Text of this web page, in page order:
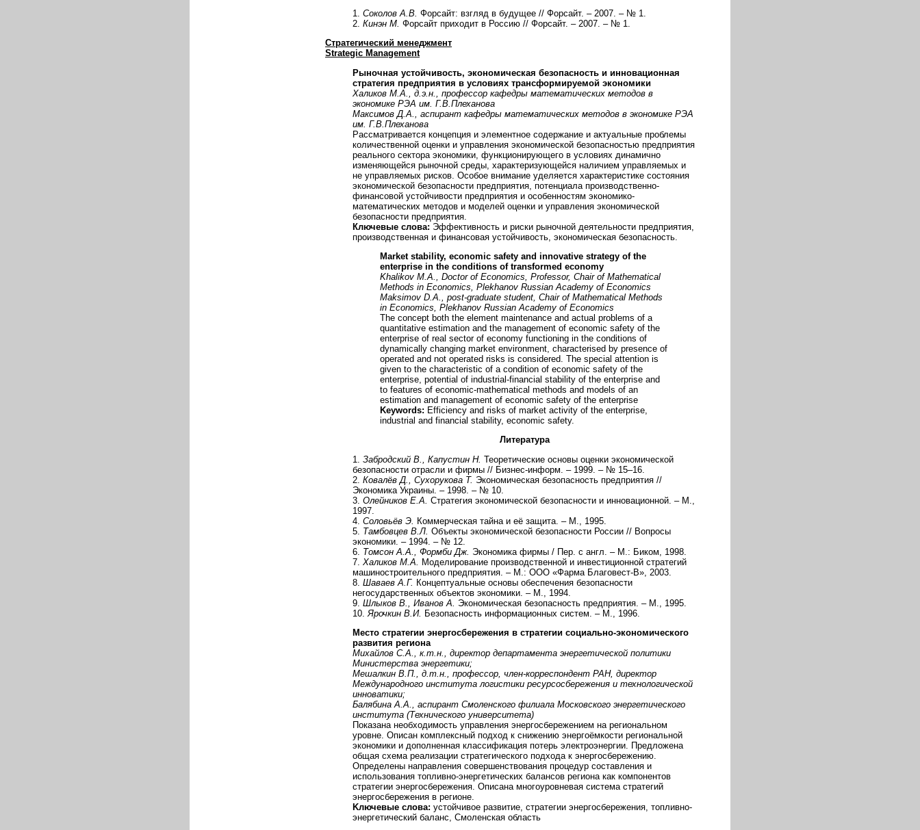
1. Соколов А.В. Форсайт: взгляд в будущее // Форсайт. – 2007. – № 1.
2. Кинэн М. Форсайт приходит в Россию // Форсайт. – 2007. – № 1.
Стратегический менеджмент
Strategic Management
Рыночная устойчивость, экономическая безопасность и инновационная
стратегия предприятия в условиях трансформируемой экономики
Халиков М.А., д.э.н., профессор кафедры математических методов в
экономике РЭА им. Г.В.Плеханова
Максимов Д.А., аспирант кафедры математических методов в экономике РЭА
им. Г.В.Плеханова
Рассматривается концепция и элементное содержание и актуальные проблемы
количественной оценки и управления экономической безопасностью предприятия
реального сектора экономики, функционирующего в условиях динамично
изменяющейся рыночной среды, характеризующейся наличием управляемых и
не управляемых рисков. Особое внимание уделяется характеристике состояния
экономической безопасности предприятия, потенциала производственно-
финансовой устойчивости предприятия и особенностям экономико-
математических методов и моделей оценки и управления экономической
безопасности предприятия.
Ключевые слова: Эффективность и риски рыночной деятельности предприятия,
производственная и финансовая устойчивость, экономическая безопасность.
Market stability, economic safety and innovative strategy of the
enterprise in the conditions of transformed economy
Khalikov M.A., Doctor of Economics, Professor, Chair of Mathematical
Methods in Economics, Plekhanov Russian Academy of Economics
Maksimov D.A., post-graduate student, Chair of Mathematical Methods
in Economics, Plekhanov Russian Academy of Economics
The concept both the element maintenance and actual problems of a
quantitative estimation and the management of economic safety of the
enterprise of real sector of economy functioning in the conditions of
dynamically changing market environment, characterised by presence of
operated and not operated risks is considered. The special attention is
given to the characteristic of a condition of economic safety of the
enterprise, potential of industrial-financial stability of the enterprise and
to features of economic-mathematical methods and models of an
estimation and management of economic safety of the enterprise
Keywords: Efficiency and risks of market activity of the enterprise,
industrial and financial stability, economic safety.
Литература
1. Забродский В., Капустин Н. Теоретические основы оценки экономической
безопасности отрасли и фирмы // Бизнес-информ. – 1999. – № 15–16.
2. Ковалёв Д., Сухорукова Т. Экономическая безопасность предприятия //
Экономика Украины. – 1998. – № 10.
3. Олейников Е.А. Стратегия экономической безопасности и инновационной. – М.,
1997.
4. Соловьёв Э.
Коммерческая тайна и её защита. – М., 1995.
5. Тамбовцев В.Л. Объекты экономической безопасности России // Вопросы
экономики. – 1994. – № 12.
6. Томсон А.А., Формби Дж. Экономика фирмы / Пер. с англ. – М.: Биком, 1998.
7. Халиков М.А.
Моделирование производственной и инвестиционной стратегий
машиностроительного предприятия. – М.: ООО «Фарма Благовест-В», 2003.
8. Шаваев А.Г. Концептуальные основы обеспечения безопасности
негосударственных объектов экономики. – М., 1994.
9. Шлыков В., Иванов А. Экономическая безопасность предприятия. – М., 1995.
10. Ярочкин В.И. Безопасность информационных систем. – М., 1996.
Место стратегии энергосбережения в стратегии социально-экономического
развития региона
Михайлов С.А., к.т.н., директор департамента энергетической политики
Министерства энергетики;
Мешалкин В.П., д.т.н., профессор, член-корреспондент РАН, директор
Международного института логистики ресурсосбережения и технологической
инноватики;
Балябина А.А., аспирант Смоленского филиала Московского энергетического
института (Технического университета)
Показана необходимость управления энергосбережением на региональном
уровне. Описан комплексный подход к снижению энергоёмкости региональной
экономики и дополненная классификация потерь электроэнергии. Предложена
общая схема реализации стратегического подхода к энергосбережению.
Определены направления совершенствования процедур составления и
использования топливно-энергетических балансов региона как компонентов
стратегии энергосбережения. Описана многоуровневая система стратегий
энергосбережения в регионе.
Kлючевые слова: устойчивое развитие, стратегии энергосбережения, топливно-
энергетический баланс, Смоленская область